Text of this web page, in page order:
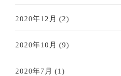
2020年12月 (2)
2020年10月 (9)
2020年7月 (1)